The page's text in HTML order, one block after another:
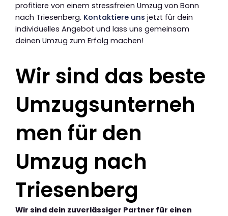
profitiere von einem stressfreien Umzug von Bonn
nach Triesenberg. Kontaktiere uns jetzt für dein
individuelles Angebot und lass uns gemeinsam
deinen Umzug zum Erfolg machen!
Wir sind das beste
Umzugsunterneh
men für den
Umzug nach
Triesenberg
Wir sind dein zuverlässiger Partner für einen